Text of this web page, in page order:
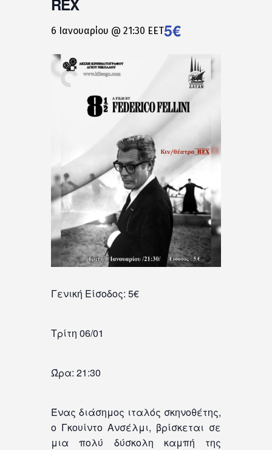
REX
6 Ιανουαρίου @ 21:30 EET5€
Γενική Είσοδος: 5€
Τρίτη 06/01
Ώρα: 21:30
Ένας διάσημος ιταλός σκηνοθέτης,
ο Γκουίντο Ανσέλμι, βρίσκεται σε
μια πολύ δύσκολη καμπή της